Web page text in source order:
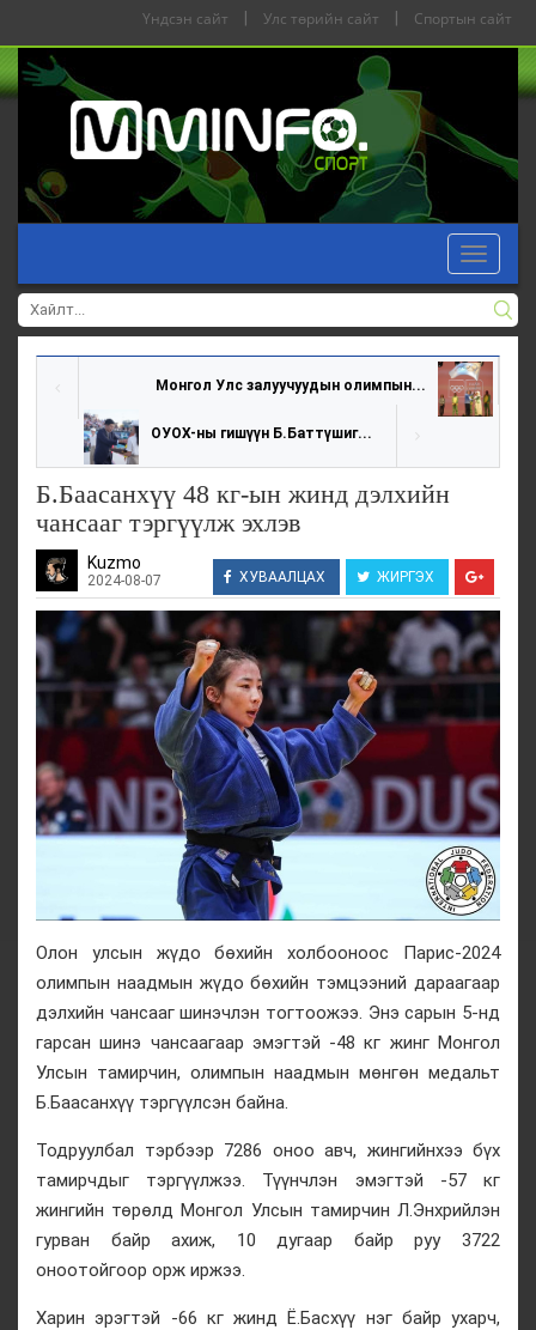
Үндсэн сайт Улс төрийн сайт Спортын сайт
Toggle
Монгол Улс залуучуудын олимпын...
ОУОХ-ны гишүүн Б.Баттүшиг...
Б.Баасанхүү 48 кг-ын жинд дэлхийн
чансааг тэргүүлж эхлэв
Kuzmo
2024-08-07 ХУВААЛЦАХ ЖИРГЭХ
Олон улсын жүдо бөхийн холбооноос Парис-2024
олимпын наадмын жүдо бөхийн тэмцээний дараагаар
дэлхийн чансааг шинэчлэн тогтоожээ. Энэ сарын 5-нд
гарсан шинэ чансаагаар эмэгтэй -48 кг жинг Монгол
Улсын тамирчин, олимпын наадмын мөнгөн медальт
Б.Баасанхүү тэргүүлсэн байна.
Тодруулбал тэрбээр 7286 оноо авч, жингийнхээ бүх
тамирчдыг тэргүүлжээ. Түүнчлэн эмэгтэй -57 кг
жингийн төрөлд Монгол Улсын тамирчин Л.Энхрийлэн
гурван байр ахиж, 10 дугаар байр руу 3722
оноотойгоор орж иржээ.
Харин эрэгтэй -66 кг жинд Ё.Басхүү нэг байр ухарч,